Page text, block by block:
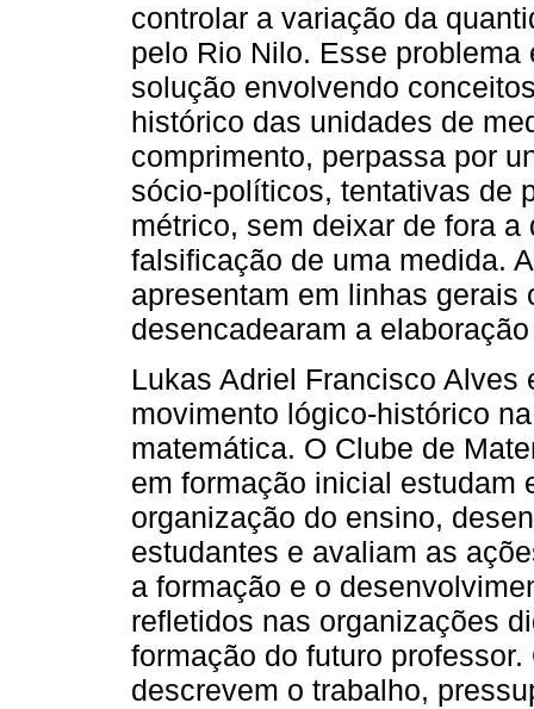
controlar a variação da
pelo Rio Nilo. Esse
solução envolvendo
histórico das unidades de
comprimento, perpassa por
sócio-políticos, tentativas de
métrico, sem deixar de fora
falsificação de uma medida.
apresentam em linhas
desencadearam a
Lukas Adriel Francisco
movimento lógico-histórico
matemática. O Clube de
em formação inicial estudam
organização do ensino,
estudantes e avaliam as
a formação e o
refletidos nas organizações
formação do futuro
descrevem o trabalho,